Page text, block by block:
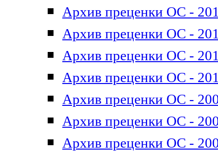
Архив преценки ОС -
Архив преценки ОС -
Архив преценки ОС -
Архив преценки ОС -
Архив преценки ОС -
Архив преценки ОС -
Архив преценки ОС -